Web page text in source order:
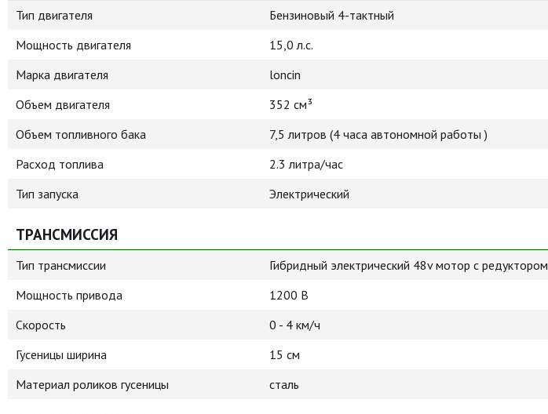
Тип двигателя
Бензиновый 4-тактный
Мощность двигателя
15,0 л.с.
Марка двигателя
loncin
Объем двигателя
352 см³
Объем топливного бака
7,5 литров (4 часа автономной работы )
Расход топлива
2.3 литра/час
Тип запуска
Электрический
ТРАНСМИССИЯ
Тип трансмиссии
Гибридный электрический 48v мотор с редуктором
Мощность привода
1200 В
Скорость
0 - 4 км/ч
Гусеницы ширина
15 см
Материал роликов гусеницы
сталь